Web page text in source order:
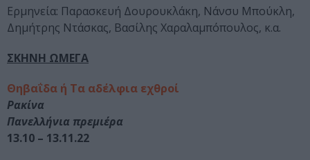
Ερμηνεία: Παρασκευή Δουρουκλάκη, Νάνσυ Μπούκλη,
Δημήτρης Ντάσκας, Βασίλης Χαραλαμπόπουλος, κ.α.
ΣΚΗΝΗ ΩΜΕΓΑ
Θηβαΐδα ή Τα αδέλφια εχθροί
Ρακίνα
Πανελλήνια πρεμιέρα
13.10 – 13.11.22